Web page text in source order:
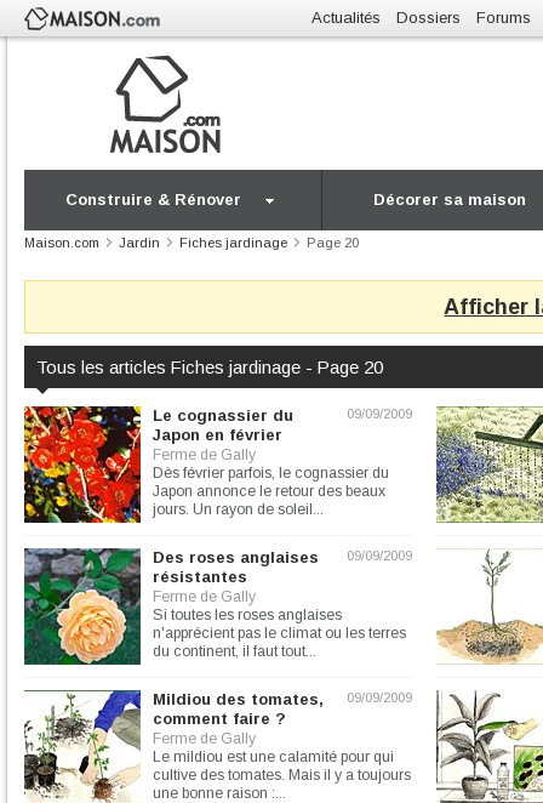
Actualités Dossiers Forums
Construire & Rénover Décorer sa maison
Maison.com Jardin Fiches jardinage Page 20
Afficher
Tous les articles Fiches jardinage - Page 20
09/09/2009
Le cognassier du
Japon en février
Ferme de Gally
Dès février parfois, le cognassier du
Japon annonce le retour des beaux
jours. Un rayon de soleil...
09/09/2009
Des roses anglaises
résistantes
Ferme de Gally
Si toutes les roses anglaises
n'apprécient pas le climat ou les terres
du continent, il faut tout...
09/09/2009
Mildiou des tomates,
comment faire ?
Ferme de Gally
Le mildiou est une calamité pour qui
cultive des tomates. Mais il y a toujours
une bonne raison :...